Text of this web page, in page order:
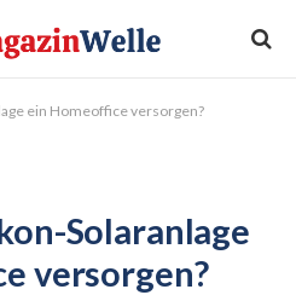
ein Homeoffice versorgen?
Solaranlage
versorgen?